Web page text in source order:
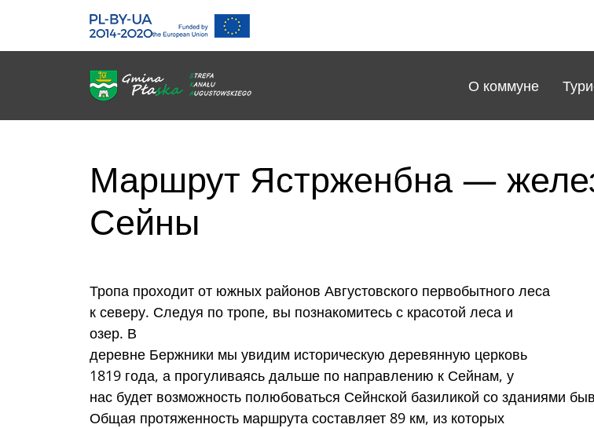
Gmina Płaska
Menu główne RU
О коммуне
Маршрут Ястрженбна —
Сейны
Тропа проходит от южных районов Августовского первобытного леса
к северу. Следуя по тропе, вы познакомитесь с красотой леса и
озер. В
деревне Бержники мы увидим историческую деревянную церковь
1819 года, а прогуливаясь дальше по направлению к Сейнам, у
нас будет возможность полюбоваться Сейнской базиликой со зданиями
Общая протяженность маршрута составляет 89 км, из которых